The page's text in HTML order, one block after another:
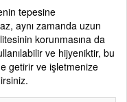
tepesine
aynı zamanda uzun
korunmasına da
ve hijyeniktir, bu
getirir ve işletmenize